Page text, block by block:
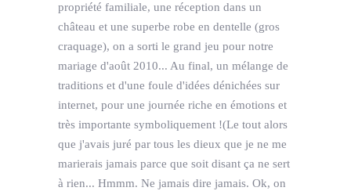
propriété familiale, une réception dans un
château et une superbe robe en dentelle (gros
craquage), on a sorti le grand jeu pour notre
mariage d'août 2010... Au final, un mélange de
traditions et d'une foule d'idées dénichées sur
internet, pour une journée riche en émotions et
très importante symboliquement !(Le tout alors
que j'avais juré par tous les dieux que je ne me
marierais jamais parce que soit disant ça ne sert
à rien... Hmmm. Ne jamais dire jamais. Ok, on